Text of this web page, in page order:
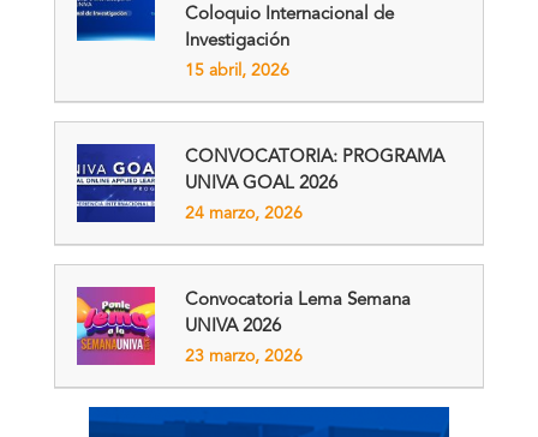
Coloquio Internacional de
Investigación
15 abril, 2026
CONVOCATORIA: PROGRAMA
UNIVA GOAL 2026
24 marzo, 2026
Convocatoria Lema Semana
UNIVA 2026
23 marzo, 2026